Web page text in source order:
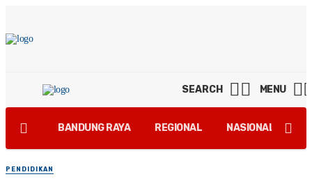
SEARCH MENU
BANDUNG RAYA REGIONAL NASIONAL
PENDIDIKAN